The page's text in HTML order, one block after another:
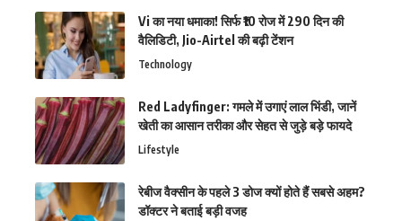
Vi का नया धमाका! सिर्फ ₹10 रोज में 290 दिन की
वैलिडिटी, Jio-Airtel की बढ़ी टेंशन
Technology
Red Ladyfinger: गमले में उगाएं लाल भिंडी, जानें
खेती का आसान तरीका और सेहत से जुड़े बड़े फायदे
Lifestyle
रेबीज वैक्सीन के पहले 3 डोज क्यों होते हैं सबसे अहम?
डॉक्टर ने बताई बड़ी वजह